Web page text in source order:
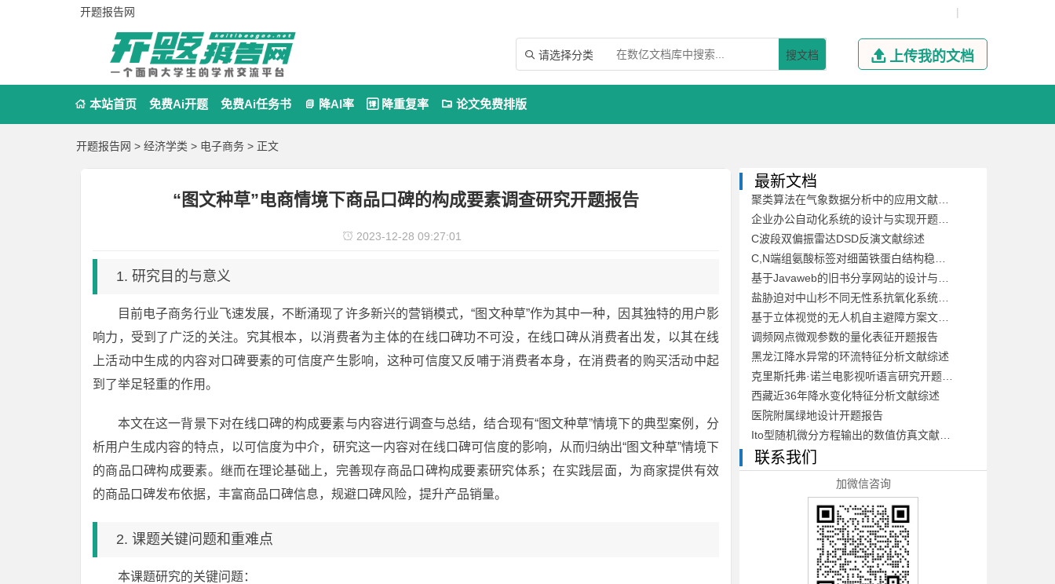
开题报告网 |
 请选择分类 搜文档  上传我的文档
 本站首页 免费Ai开题 免费Ai任务书  降AI率  降重复率  论文免费排版
开题报告网 > 经济学类 > 电子商务 > 正文
“图文种草”电商情境下商品口碑的构成要素调查研究开题报告
 2023-12-28 09:27:01
1. 研究目的与意义
目前电子商务行业飞速发展，不断涌现了许多新兴的营销模式，“图文种草”作为其中一种，因其独特的用户影
响力，受到了广泛的关注。究其根本，以消费者为主体的在线口碑功不可没，在线口碑从消费者出发，以其在线
上活动中生成的内容对口碑要素的可信度产生影响，这种可信度又反哺于消费者本身，在消费者的购买活动中起
到了举足轻重的作用。
本文在这一背景下对在线口碑的构成要素与内容进行调查与总结，结合现有“图文种草”情境下的典型案例，分
析用户生成内容的特点，以可信度为中介，研究这一内容对在线口碑可信度的影响，从而归纳出“图文种草”情境下
的商品口碑构成要素。继而在理论基础上，完善现存商品口碑构成要素研究体系；在实践层面，为商家提供有效
的商品口碑发布依据，丰富商品口碑信息，规避口碑风险，提升产品销量。
2. 课题关键问题和重难点
本课题研究的关键问题：
最新文档
C波段双偏振雷达DSD反演文献综述
调频网点微观参数的量化表征开题报告
黑龙江降水异常的环流特征分析文献综述
西藏近36年降水变化特征分析文献综述
医院附属绿地设计开题报告
联系我们
加微信咨询